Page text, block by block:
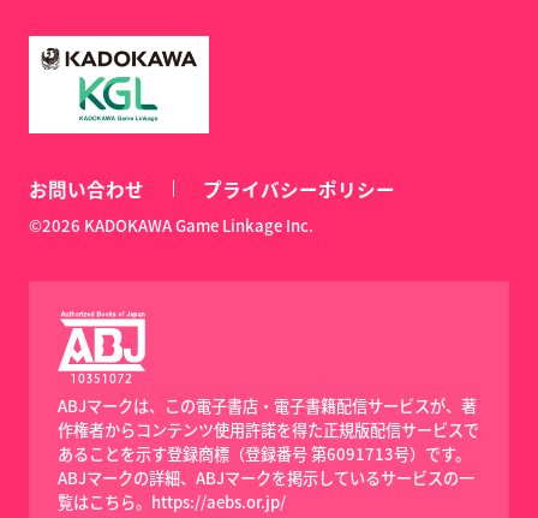
お問い合わせ プライバシーポリシー
©2026 KADOKAWA Game Linkage Inc.
ABJマークは、この電子書店・電子書籍配信サービスが、著
作権者からコンテンツ使用許諾を得た正規版配信サービスで
あることを示す登録商標（登録番号 第6091713号）です。
ABJマークの詳細、ABJマークを掲示しているサービスの一
覧はこちら。 https://aebs.or.jp/